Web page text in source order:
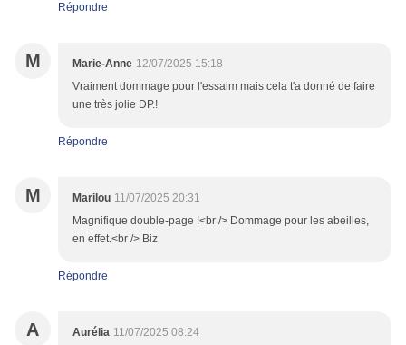
Répondre
M Marie-Anne 12/07/2025 15:18
Vraiment dommage pour l'essaim mais cela t'a donné de faire
une très jolie DP.!
Répondre
M Marilou 11/07/2025 20:31
Magnifique double-page !<br /> Dommage pour les abeilles,
en effet.<br /> Biz
Répondre
A Aurélia 11/07/2025 08:24